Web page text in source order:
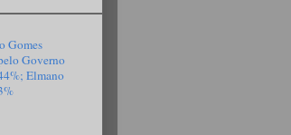
Gomes
Governo
Elmano